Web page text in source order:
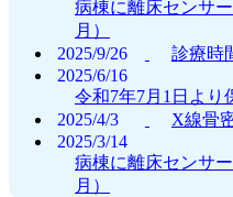
病棟に離床センサ
月）
2025/9/26
診療時
2025/6/16
令和7年7月1日より
2025/4/3
X線骨
2025/3/14
病棟に離床センサ
月）